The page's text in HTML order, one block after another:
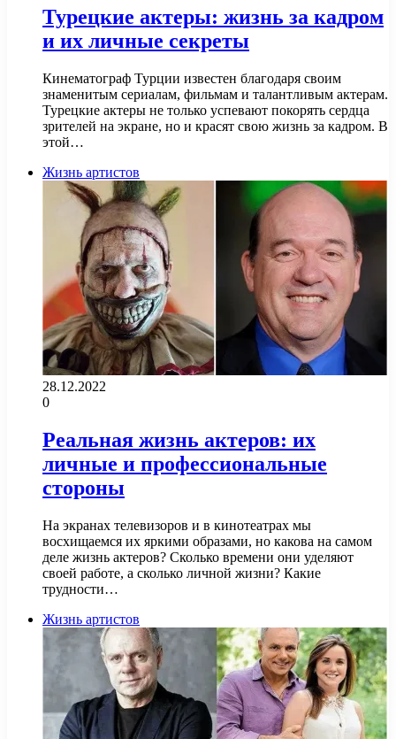
Турецкие актеры: жизнь за кадром
и их личные секреты
Кинематограф Турции известен благодаря своим
знаменитым сериалам, фильмам и талантливым актерам.
Турецкие актеры не только успевают покорять сердца
зрителей на экране, но и красят свою жизнь за кадром. В
этой…
Жизнь артистов
28.12.2022
0
Реальная жизнь актеров: их
личные и профессиональные
стороны
На экранах телевизоров и в кинотеатрах мы
восхищаемся их яркими образами, но какова на самом
деле жизнь актеров? Сколько времени они уделяют
своей работе, а сколько личной жизни? Какие
трудности…
Жизнь артистов